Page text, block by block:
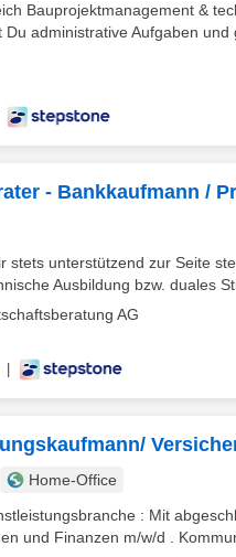
Bauprojektmanagement &
Du administrative Aufgaben und
- Bankkaufmann /
stets unterstützend zur Seite
Ausbildung bzw. duales
AG
Home-Office
: Mit
und Finanzen m/w/d .